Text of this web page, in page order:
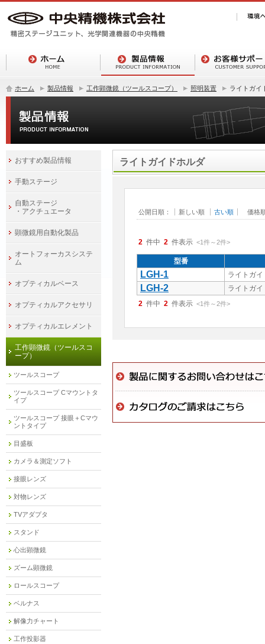
ホーム 製品情報 工作顕微鏡（ツールスコープ） 照明装置 ライトガイ
ライトガイドホルダ
公開日順： 新しい順 古い順 価格
2 件中 2 件表示 <1件～2件>
型番
LGH-1 ライトガ
LGH-2
ライトガ
2 件中 2 件表示 <1件～2件>
おすすめ製品情報
手動ステージ
自動ステージ
・アクチュエータ
顕微鏡用自動化製品
オートフォーカスシステ
ム
オプティカルベース
オプティカルアクセサリ
オプティカルエレメント
工作顕微鏡（ツールスコ
ープ）
ツールスコープ
ツールスコープ Cマウントタ
イプ
ツールスコープ 接眼＋Cマウ
ントタイプ
目盛板
カメラ＆測定ソフト
接眼レンズ
対物レンズ
TVアダプタ
スタンド
心出顕微鏡
ズーム顕微鏡
ロールスコープ
ベルナス
解像力チャート
工作投影器